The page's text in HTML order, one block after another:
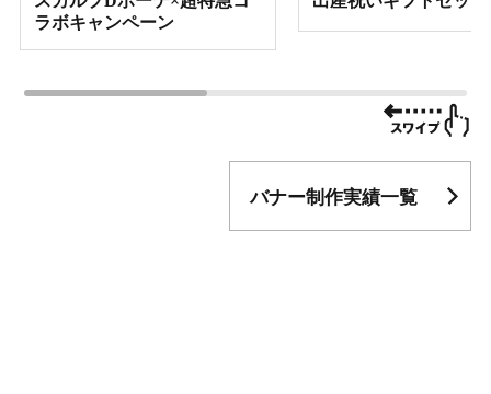
ラボキャンペーン
バナー制作実績一覧